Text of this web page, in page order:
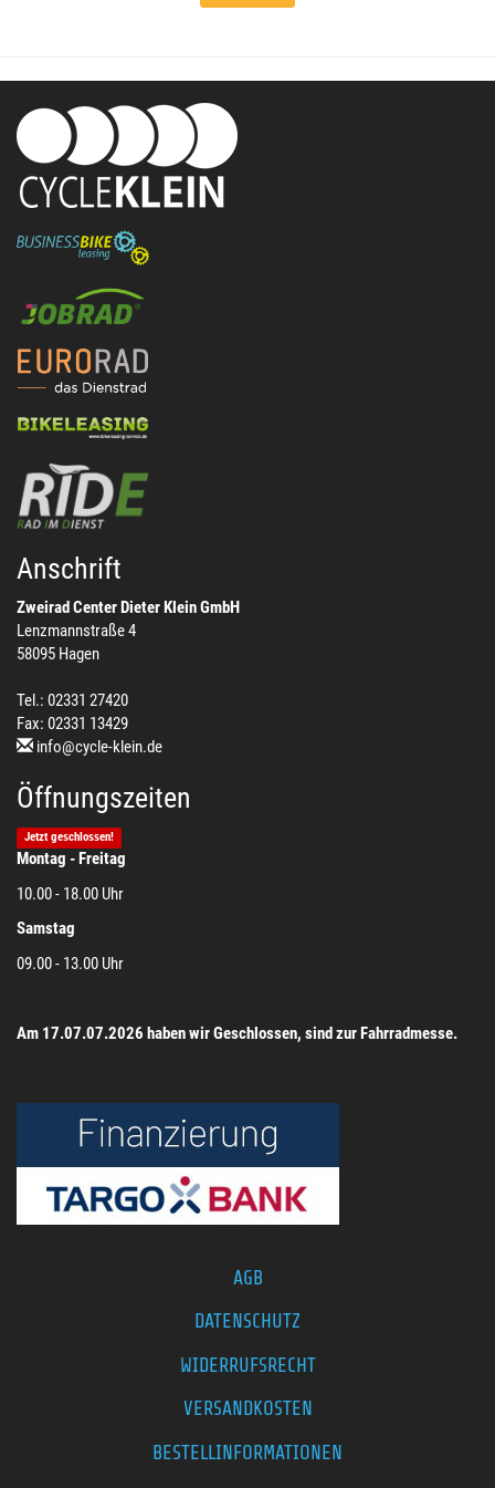
Anschrift
Zweirad Center Dieter Klein GmbH
Lenzmannstraße 4
58095 Hagen
Tel.: 02331 27420
Fax: 02331 13429
info@cycle-klein.de
Öffnungszeiten
Jetzt geschlossen!
Montag - Freitag
10.00 - 18.00 Uhr
Samstag
09.00 - 13.00 Uhr
Am 17.07.07.2026 haben wir Geschlossen, sind zur Fahrradmesse.
AGB
DATENSCHUTZ
WIDERRUFSRECHT
VERSANDKOSTEN
BESTELLINFORMATIONEN